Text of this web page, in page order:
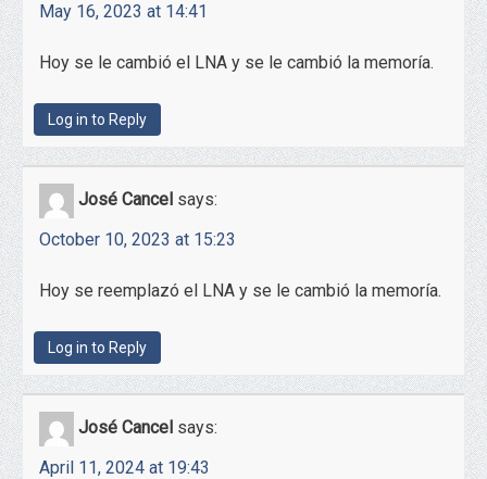
May 16, 2023 at 14:41
Hoy se le cambió el LNA y se le cambió la memoría.
Log in to Reply
José Cancel says:
October 10, 2023 at 15:23
Hoy se reemplazó el LNA y se le cambió la memoría.
Log in to Reply
José Cancel says:
April 11, 2024 at 19:43